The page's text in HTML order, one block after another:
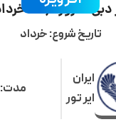
(31 خرداد)
تاریخ شروع:خرداد
ایران
ایر تور
مدت: